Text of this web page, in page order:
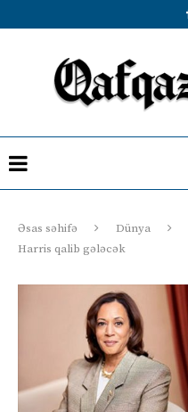
Əsas səhifə Dünya
Harris qalib gələcək